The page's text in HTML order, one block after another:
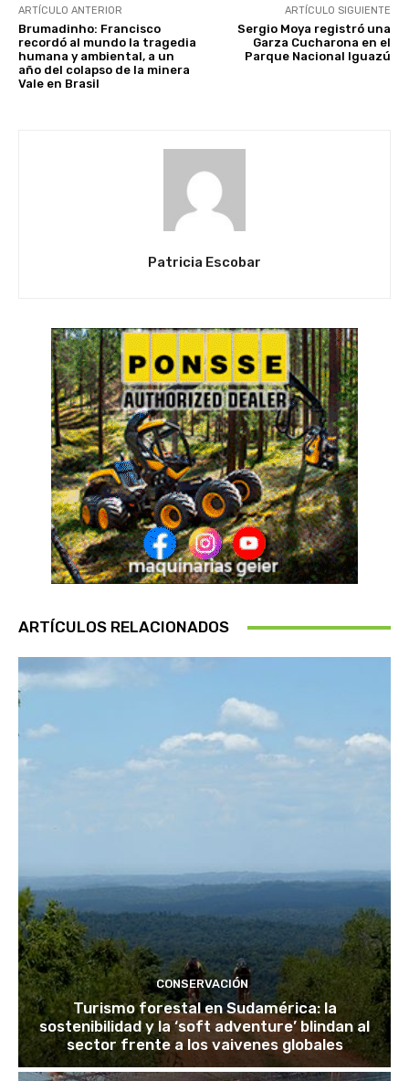
ARTÍCULO ANTERIOR
Brumadinho: Francisco
recordó al mundo la tragedia
humana y ambiental, a un
año del colapso de la minera
Vale en Brasil
ARTÍCULO SIGUIENTE
Sergio Moya registró una
Garza Cucharona en el
Parque Nacional Iguazú
Patricia Escobar
ARTÍCULOS RELACIONADOS
CONSERVACIÓN
Turismo forestal en Sudamérica: la
sostenibilidad y la ‘soft adventure’ blindan al
sector frente a los vaivenes globales